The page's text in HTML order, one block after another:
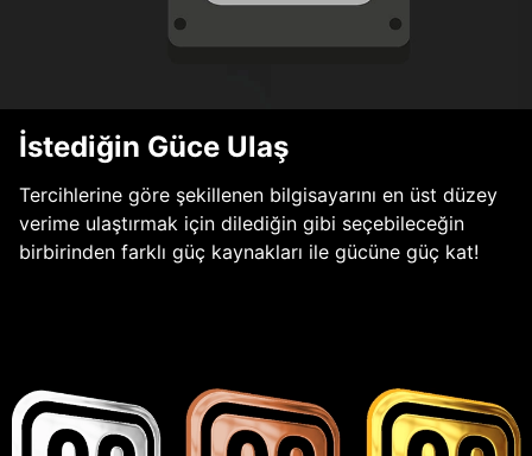
İstediğin Güce Ulaş
Tercihlerine göre şekillenen bilgisayarını en üst düzey
verime ulaştırmak için dilediğin gibi seçebileceğin
birbirinden farklı güç kaynakları ile gücüne güç kat!